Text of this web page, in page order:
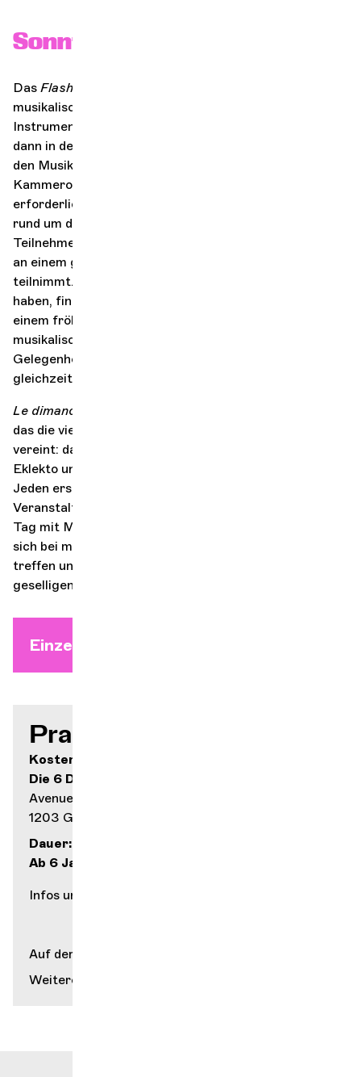
Sonntag ist Familie #1
Das Flash Orchestra
musikalische Erfahrung, bei der Kinder und Eltern ein
Instrument wählen, gemeinsam ein Stück lernen und es
dann in der Gruppe spielen, betreut und ermutigt von
den Musikerinnen und Musikern des Genfer
Kammerorchesters. Es sind keine Vorkenntnisse
erforderlich: Ziel ist es, einen gemeinsamen Moment
rund um die Musik zu schaffen, in dem jede/r
Teilnehmer/in, unabhängig von seinem/ihrem Niveau,
an einem gemeinsamen musikalischen Abenteuer
teilnimmt. Nachdem sie das Stück gemeinsam gelernt
haben, finden sich alle auf der Bühne wieder, um es in
einem fröhlichen, großzügigen und jubelnden
musikalischen Austausch zu spielen. Eine gute
Gelegenheit, die Familienbande zu stärken und
gleichzeitig die Musik zu entdecken.
Le dimanche c'est famille
das die vier musikalischen Einrichtungen der 6 Dächer
vereint: das Genfer Kammerorchester, Contrechamps,
Eklekto und das Conservatoire populaire de musique.
Jeden ersten Sonntag im Monat bieten wir
Veranstaltungen an, die für Familien offen sind, um den
Tag mit Musik zu beginnen! Eine schöne Gelegenheit,
sich bei musikalischen Aufführungen und Workshops zu
treffen und neu zu entdecken und dabei einen
geselligen Moment mit der Familie zu verbringen.
Einzelticket ab 18. August
Praktische Infos
Kostenlos
Die 6 Dächer
Avenue de Châtelaine 43
1203 Genf
Dauer: 1 Stunde 15 Minuten
Ab 6 Jahren
Infos und Kartenverkauf auf
Auf der Karte anzeigen
Weitere Informationen